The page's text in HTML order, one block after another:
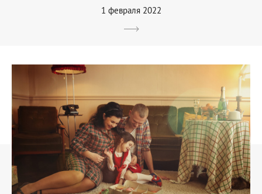
1 февраля 2022